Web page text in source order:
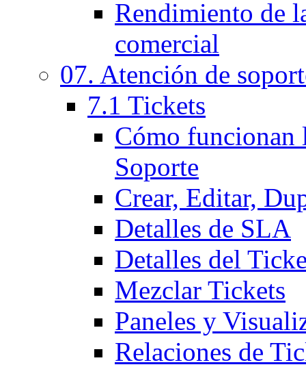
Rendimiento de
comercial
07. Atención de
7.1 Tickets
Cómo funcionan
Soporte
Crear, Editar,
Detalles de SLA
Detalles del
Mezclar Tickets
Paneles y
Relaciones de